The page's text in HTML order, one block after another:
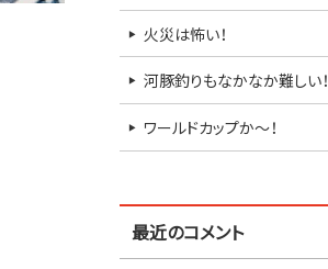
火災は怖い！
河豚釣りもなかなか難しい！
ワールドカップか～！
最近のコメント